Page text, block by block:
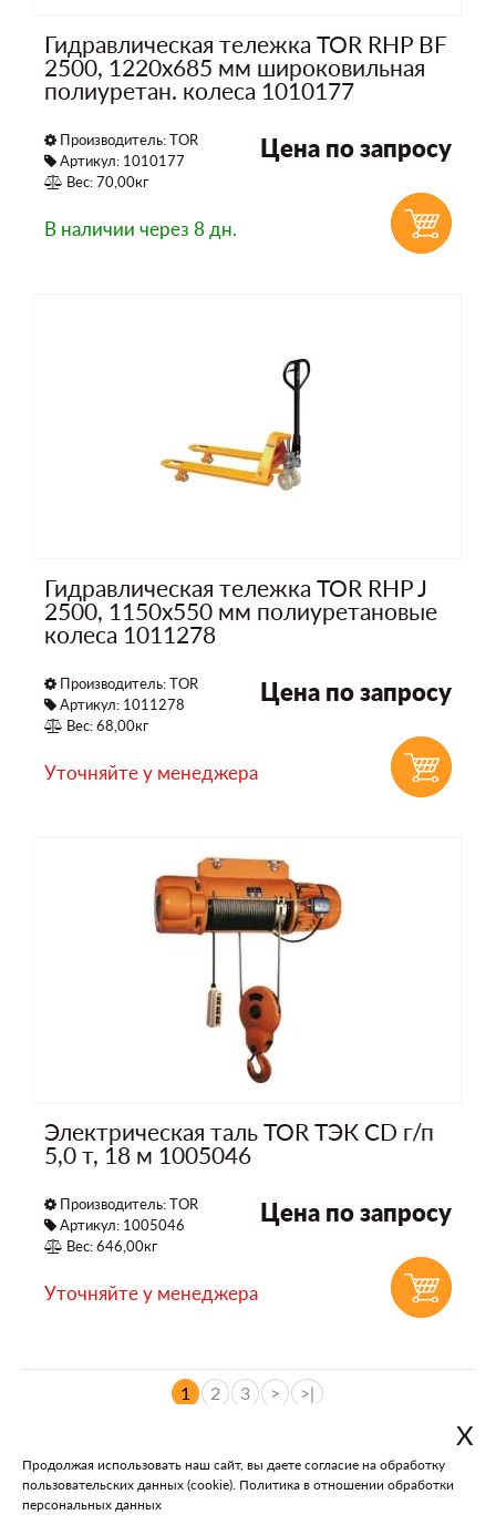
Гидравлическая тележка TOR RHP BF
2500, 1220х685 мм широковильная
полиуретан. колеса 1010177
Производитель:TOR
Артикул: 1010177
Вес: 70,00кг
Цена по запросу
В наличии через 8 дн.
Гидравлическая тележка TOR RHP J
2500, 1150х550 мм полиуретановые
колеса 1011278
Производитель:TOR
Артикул: 1011278
Вес: 68,00кг
Цена по запросу
Уточняйте у менеджера
Электрическая таль TOR ТЭК CD г/п
5,0 т, 18 м 1005046
Производитель:TOR
Артикул: 1005046
Вес: 646,00кг
Цена по запросу
Уточняйте у менеджера
1 2 3 > >|
В каталог На главную
Х
Продолжая использовать наш сайт, вы даете согласие на обработку
пользовательских данных (cookie). Политика в отношении обработки
персональных данных